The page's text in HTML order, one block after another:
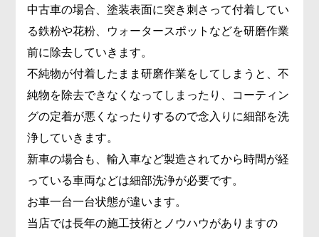
中古車の場合、塗装表面に突き刺さって付着してい
る鉄粉や花粉、ウォータースポットなどを研磨作業
前に除去していきます。
不純物が付着したまま研磨作業をしてしまうと、不
純物を除去できなくなってしまったり、コーティン
グの定着が悪くなったりするので念入りに細部を洗
浄していきます。
新車の場合も、輸入車など製造されてから時間が経
っている車両などは細部洗浄が必要です。
お車一台一台状態が違います。
当店では長年の施工技術とノウハウがありますの